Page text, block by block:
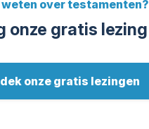
weten over testamenten?
onze gratis lezing
onze gratis lezingen